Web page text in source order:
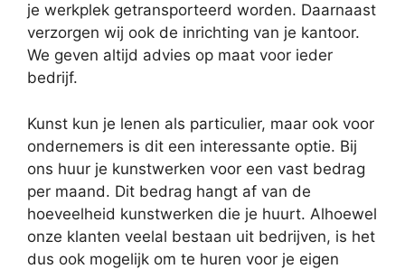
je werkplek getransporteerd worden. Daarnaast
verzorgen wij ook de inrichting van je kantoor.
We geven altijd advies op maat voor ieder
bedrijf.
Kunst kun je lenen als particulier, maar ook voor
ondernemers is dit een interessante optie. Bij
ons huur je kunstwerken voor een vast bedrag
per maand. Dit bedrag hangt af van de
hoeveelheid kunstwerken die je huurt. Alhoewel
onze klanten veelal bestaan uit bedrijven, is het
dus ook mogelijk om te huren voor je eigen